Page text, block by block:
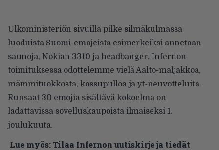
Ulkoministeriön sivuilla pilke silmäkulmassa
luoduista Suomi-emojeista esimerkeiksi annetaan
saunoja, Nokian 3310 ja headbanger. Infernon
toimituksessa odottelemme vielä Aalto-maljakkoa,
mämmituokkosta, kossupulloa ja yt-neuvotteluita.
Runsaat 30 emojia sisältävä kokoelma on
ladattavissa sovelluskaupoista ilmaiseksi 1.
joulukuuta.
Lue myös:Tilaa Infernon uutiskirje ja tiedät